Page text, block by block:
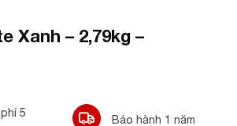
Xanh – 2,79kg –
5
Bảo hành 1 năm